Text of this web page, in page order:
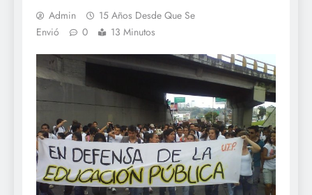
Admin
15 Años Desde Que Se
Envió
0 13 Minutos